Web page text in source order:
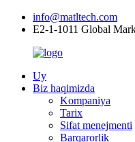
info@matltech.com
E2-1-1011 Global
Uy
Biz haqimizda
Kompaniya
Tarix
Sifat menejmenti
Barqarorlik